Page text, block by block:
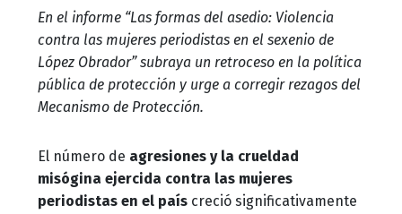
En el informe “Las formas del asedio: Violencia
contra las mujeres periodistas en el sexenio de
López Obrador” subraya un retroceso en la política
pública de protección y urge a corregir rezagos del
Mecanismo de Protección.
El número de agresiones y la crueldad
misógina ejercida contra las mujeres
periodistas en el país creció significativamente